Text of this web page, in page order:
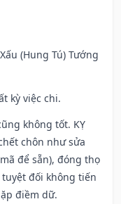
(Hung Tú) Tướng
kỳ việc chi.
không tốt. KỴ
chôn như sửa
để sẵn), đóng thọ
đối không tiến
điềm dữ.